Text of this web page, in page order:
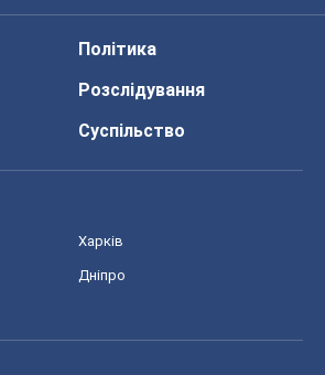
Політика
Розслідування
Суспільство
Харків
Дніпро